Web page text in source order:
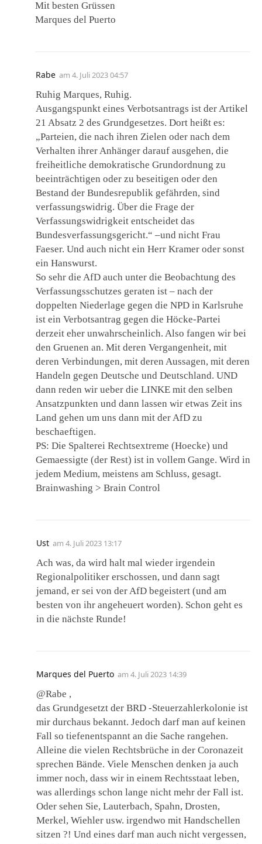
Mit besten Grüssen
Marques del Puerto
Rabe am 4. Juli 2023 04:57
Ruhig Marques, Ruhig.
Ausgangspunkt eines Verbotsantrags ist der Artikel
21 Absatz 2 des Grundgesetzes. Dort heißt es:
„Parteien, die nach ihren Zielen oder nach dem
Verhalten ihrer Anhänger darauf ausgehen, die
freiheitliche demokratische Grundordnung zu
beeinträchtigen oder zu beseitigen oder den
Bestand der Bundesrepublik gefährden, sind
verfassungswidrig. Über die Frage der
Verfassungswidrigkeit entscheidet das
Bundesverfassungsgericht.“ –und nicht Frau
Faeser. Und auch nicht ein Herr Kramer oder sonst
ein Hanswurst.
So sehr die AfD auch unter die Beobachtung des
Verfassungsschutzes geraten ist – nach der
doppelten Niederlage gegen die NPD in Karlsruhe
ist ein Verbotsantrag gegen die Höcke-Partei
derzeit eher unwahrscheinlich. Also fangen wir bei
den Gruenen an. Mit deren Vergangenheit, mit
deren Verbindungen, mit deren Aussagen, mit deren
Handeln gegen Deutsche und Deutschland. UND
dann reden wir ueber die LINKE mit den selben
Ansatzpunkten und dann lassen wir etwas Zeit ins
Land gehen um uns dann mit der AfD zu
beschaeftigen.
PS: Die Spalterei Rechtsextreme (Hoecke) und
Gemaessigte (der Rest) ist in vollem Gange. Wird in
jedem Medium, meistens am Schluss, gesagt.
Brainwashing > Brain Control
Ust am 4. Juli 2023 13:17
Ach was, da wird halt mal wieder irgendein
Regionalpolitiker erschossen, und dann sagt
jemand, er sei von der AfD begeistert (und am
besten von ihr angeheuert worden). Schon geht es
in die nächste Runde!
Marques del Puerto am 4. Juli 2023 14:39
@Rabe ,
das Grundgesetzt der BRD -Steuerzahlerkolonie ist
mir durchaus bekannt. Jedoch darf man auf keinen
Fall so tiefenentspannt an die Sache rangehen.
Alleine die vielen Rechtsbrüche in der Coronazeit
sprechen Bände. Viele Menschen denken ja auch
immer noch, dass wir in einem Rechtsstaat leben,
was allerdings schon lange nicht mehr der Fall ist.
Oder sehen Sie, Lauterbach, Spahn, Drosten,
Merkel, Wiehler usw. irgendwo mit Handschellen
sitzen ?! Und eines darf man auch nicht vergessen,